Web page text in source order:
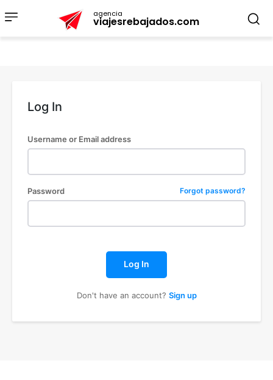
agencia
viajesrebajados.com
Log In
Username or Email address
Password Forgot password?
Log In
Don't have an account? Sign up